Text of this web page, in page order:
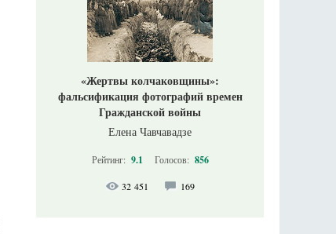
«Жертвы колчаковщины»:
фальсификация фотографий времен
Гражданской войны
Елена Чавчавадзе
Рейтинг: 9.1 Голосов: 856
32 451 169